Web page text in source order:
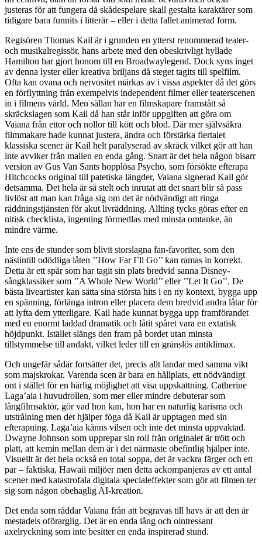
justeras för att fungera då skådespelare skall gestalta karaktärer som
tidigare bara funnits i litterär – eller i detta fallet animerad form.
Regisören Thomas Kail är i grunden en ytterst renommerad teater-
och musikalregissör, hans arbete med den obeskrivligt hyllade
Hamilton har gjort honom till en Broadwaylegend. Dock syns inget
av denna lyster eller kreativa briljans då steget tagits till spelfilm.
Ofta kan ovana och nervositet märkas av i vissa aspekter då det görs
en förflyttning från exempelvis independent filmer eller teaterscenen
in i filmens värld. Men sällan har en filmskapare framstått så
skräckslagen som Kail då han står inför uppgiften att göra om
Vaiana från ettor och nollor till kött och blod. Där mer självsäkra
filmmakare hade kunnat justera, ändra och förstärka flertalet
klassiska scener är Kail helt paralyserad av skräck vilket gör att han
inte avviker från mallen en enda gång. Snart är det hela någon bisarr
version av Gus Van Sants hopplösa Psycho, som försökte efterapa
Hitchcocks original till patetiska längder, Vaiana signerad Kail gör
detsamma. Det hela är så stelt och inrutat att det snart blir så pass
livlöst att man kan fråga sig om det är nödvändigt att ringa
räddningstjänsten för akut livräddning. Allting tycks göras efter en
nitisk checklista, ingenting förmedlas med minsta omtanke, än
mindre värme.
Inte ens de stunder som blivit storslagna fan-favoriter, som den
nästintill odödliga låten ’’How Far I’ll Go’’ kan ramas in korrekt.
Detta är ett spår som har tagit sin plats bredvid sanna Disney-
sångklassiker som ’’A Whole New World’’ eller ’’Let It Go’’. De
bästa liveartister kan sätta sina största hits i en ny kontext, bygga upp
en spänning, förlänga intron eller placera dem bredvid andra låtar för
att lyfta dem ytterligare. Kail hade kunnat bygga upp framförandet
med en enormt laddad dramatik och låtit spåret vara en extatisk
höjdpunkt. Istället slängs den fram på bordet utan minsta
tillstymmelse till andakt, vilket leder till en gränslös antiklimax.
Och ungefär sådär fortsätter det, precis allt landar med samma vikt
som majskrokar. Varenda scen är bara en hållplats, ett nödvändigt
ont i stället för en härlig möjlighet att visa uppskattning. Catherine
Laga’aia i huvudrollen, som mer eller mindre debuterar som
långfilmsaktör, gör vad hon kan, hon har en naturlig karisma och
utstrålning men det hjälper föga då Kail är upptagen med sin
efterapning. Laga’aia känns vilsen och inte det minsta uppvaktad.
Dwayne Johnson som upprepar sin roll från originalet är trött och
platt, att kemin mellan dem är i det närmaste obefintlig hjälper inte.
Visuellt är det hela också en total soppa, det är vackra färger och ett
par – faktiska, Hawaii miljöer men detta ackompanjeras av ett antal
scener med katastrofala digitala specialeffekter som gör att filmen ter
sig som någon obehaglig AI-kreation.
Det enda som räddar Vaiana från att begravas till havs är att den är
mestadels oförarglig. Det är en enda lång och ointressant
axelryckning som inte besitter en enda inspirerad stund.